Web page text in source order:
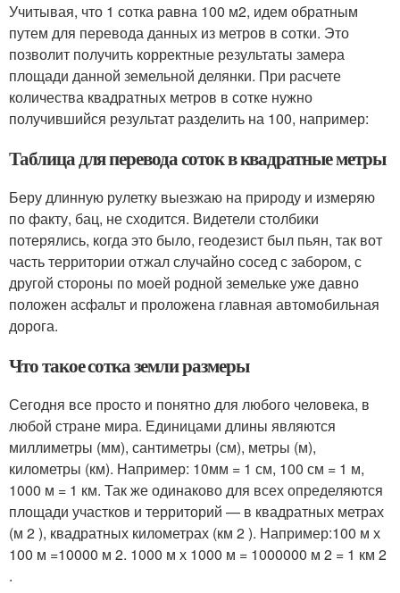
Учитывая, что 1 сотка равна 100 м2, идем обратным
путем для перевода данных из метров в сотки. Это
позволит получить корректные результаты замера
площади данной земельной делянки. При расчете
количества квадратных метров в сотке нужно
получившийся результат разделить на 100, например:
Таблица для перевода соток в квадратные метры
Беру длинную рулетку выезжаю на природу и измеряю
по факту, бац, не сходится. Видетели столбики
потерялись, когда это было, геодезист был пьян, так вот
часть территории отжал случайно сосед с забором, с
другой стороны по моей родной земельке уже давно
положен асфальт и проложена главная автомобильная
дорога.
Что такое сотка земли размеры
Сегодня все просто и понятно для любого человека, в
любой стране мира. Единицами длины являются
миллиметры (мм), сантиметры (см), метры (м),
километры (км). Например: 10мм = 1 см, 100 см = 1 м,
1000 м = 1 км. Так же одинаково для всех определяются
площади участков и территорий — в квадратных метрах
(м 2 ), квадратных километрах (км 2 ). Например:100 м х
100 м =10000 м 2. 1000 м х 1000 м = 1000000 м 2 = 1 км 2
.